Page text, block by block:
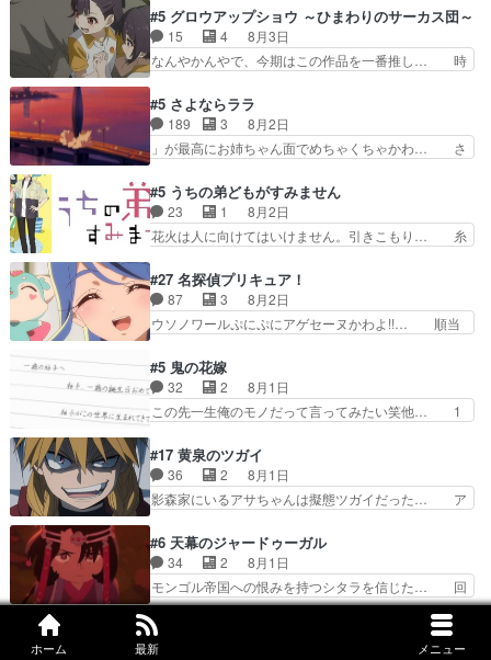
ホーム 最新 メニュー
マン趣味ダダ漏れで好き… 期末試験が始まろうと
しておりスピカは対策… 能力鑑定胸像タリスマン
氏容姿も評価してし…
関係の清算が粛々と進められているサラ… サラと
の関係に対して完全に「昔の女」とし… ルーシー
にデレるルディが完全に親バカで微… サラとは会
ってほしいちゃんとした別れ方し… サラは未練0
キャラモヤモヤする別れ方だ… 役で出演させてい
ただきました！よろしくお… 毎クールメインヒロ
インを好きになっちゃう…
#5 グロウアップショウ ～ひまわりのサーカス団～
15 4
8月3日
なんやかんやで、今期はこの作品を一番推し… 時
愛すぎるな楠木ともりちゃんのね… デフォルメさ
れた表情が特に多かったのが印… 葵＆茜の回も良
きでした。あの証拠写真、ひ… 互いが互いのこと
を想っているのにすれ違っ… 第５話をｄアニメス
んと練習したい〟と言… 本当この作品は「キャ
ラ」を活かすのがうま… みずかちゃんの介入で双
子の仲にヒビが………
#5 さよならララ
189 3
8月2日
」が最高にお姉ちゃん面でめちゃくちゃかわ… さ
を振り切ってみんなに謝ったララの思い… 仕事に
馴染めない辺り観ていて苦しいところ… ララちゃ
んの事情はもう少し皆に話して良い… ララと茉里
とで初のアルバイト。七転八倒し… 労働するプリ
てケーキ食べて、帰りにカメ… ララが働く事での
てんやわんや。働いて大変… 地道に働き人と関わ
る日々の中に愛を見いだ…
#5 うちの弟どもがすみません
23 1
8月2日
花火は人に向けてはいけません。引きこもり… 糸
お名前を見たんだけどあの中村大樹さん… 糸ちゃ
んカッケー、色んな意味でwゲームが… 姉から性
的興奮覚えてないよね？なんて言わ… テーマ：引
きこもりの理由感想は、久しぶり… 元ゲーマーな
んの距離感おかしいね(*´… 糸と源ははよ好きお
うとると言わんかい！引… ショウくんと対等に話
すためにゲームをする…
#27 名探偵プリキュア！
87 3
8月2日
ウソノワールぷにぷにアゲセーヌかわよ!!… 順当
取り戻し正式に探偵事務所で働き始め… ポワロ、
元ネタを解説して原作に誘導するの… くれあさん
の探偵としての初事件にしてちょ… ・急にクイズ
番組が始まったw・妖精ウソノ… るるかの助手だ
の！？クレアさん探偵すぎ… 突然のポアロクイズ
は草なんよ。んで、あん… 今回からついにくれあ
が探偵事務所の仲間に…
#5 鬼の花嫁
32 2
8月1日
この先一生俺のモノだって言ってみたい笑他… 1
さん柚子に18年分の誕生日プレゼント… 柚子は
鬼龍院家から初めて学校に通う事にな… プレゼン
ト攻撃ヤバすぎるwwwヴァイオレ… 玲夜さまサ
プライズの、これまでの柚子ちゃ… 玲夜から柚子
んへ…もう中学生な… 梅原の人が18歳になるま
での誕生プレゼン… なよなよした男（cv石田彰）
梅ちゃんがた…
#17 黄泉のツガイ
36 2
8月1日
影森家にいるアサちゃんは擬態ツガイだった… ア
にアサはいなかった逆にガブちゃんはい… 影森の
当主が際限なくツガイを増やせるのに… 今回はも
うガブちゃんさんの悲鳴にも似た怒… ユルと戦っ
た時から伏線が張られていたのが… しかしアサ
は、兄様に会いたいbotだと思… ツガイには優し
い筈のガブちゃん、アキオの… 色々とひっかけが
あって、最終的に嫌な終わ… ゴンゾウが従える大
#6 天幕のジャードゥーガル
34 2
8月1日
モンゴル帝国への恨みを持つシタラを信じた… 回
想が淡々と語られるのだけどいつの間にか… オゴ
タイの妃になってもその心は晴れず、モ… ドレゲ
ネの過去、宝石だった彼女が人になり… ドレゲネ
#5 乙女怪獣キャラメリゼ